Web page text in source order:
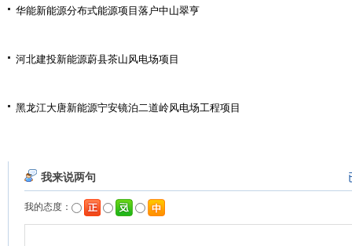
华能新能源分布式能源项目落户中山翠亨
河北建投新能源蔚县茶山风电场项目
黑龙江大唐新能源宁安镜泊二道岭风电场工程项目